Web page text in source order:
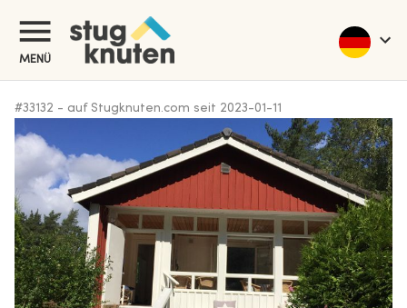
MENÜ
#33132 - auf Stugknuten.com seit 2023-01-11